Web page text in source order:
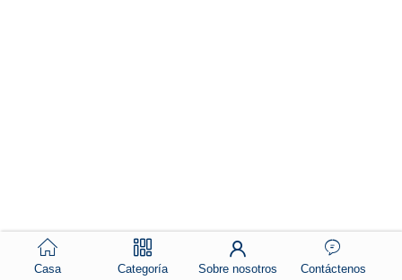
Casa Categoría Sobre nosotros Contáctenos